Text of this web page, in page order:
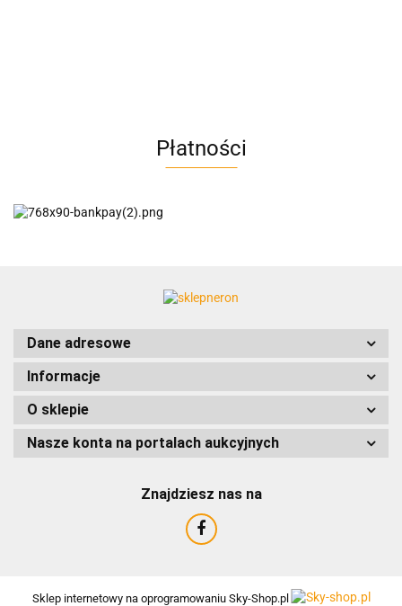
AC EasyLine
AMTRA
Płatności
Dane adresowe
Informacje
O sklepie
Nasze konta na portalach aukcyjnych
Znajdziesz nas na
Sklep internetowy na oprogramowaniu Sky-Shop.pl